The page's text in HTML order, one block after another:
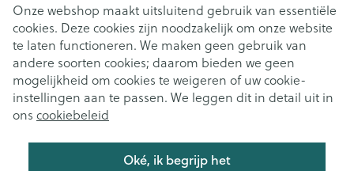
Onze webshop maakt uitsluitend gebruik van essentiële
cookies. Deze cookies zijn noodzakelijk om onze website
te laten functioneren. We maken geen gebruik van
andere soorten cookies; daarom bieden we geen
mogelijkheid om cookies te weigeren of uw cookie-
instellingen aan te passen. We leggen dit in detail uit in
ons cookiebeleid
Oké, ik begrijp het
Juridische links